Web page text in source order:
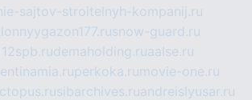
sajtov-stroitelnyh-kompanij.ru
snow-guard.ru
demaholding.ruaalse.ru
perkoka.ru movie-one.ru
sibarchives.ruandreislyusar.ru